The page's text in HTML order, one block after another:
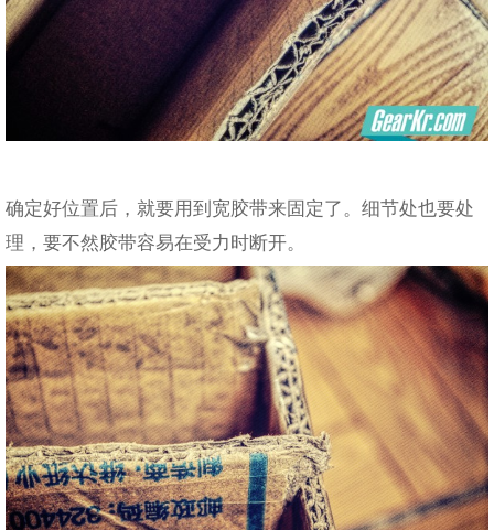
确定好位置后，就要用到宽胶带来固定了。细节处也要处
理，要不然胶带容易在受力时断开。